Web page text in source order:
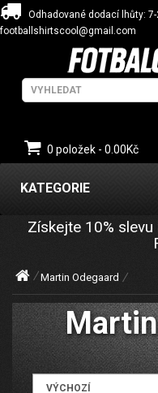
Odhadované dodací lhůty:
footballshirtscool@gmail.com
0 položek - 0.00Kč
KATEGORIE
Získejte 10% slevu
Martin Odegaard